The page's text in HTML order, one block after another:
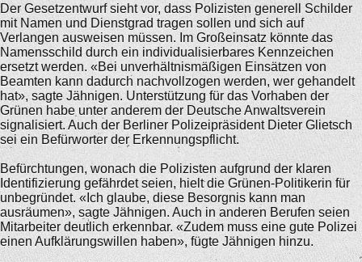
Der Gesetzentwurf sieht vor, dass Polizisten generell Schilder
mit Namen und Dienstgrad tragen sollen und sich auf
Verlangen ausweisen müssen. Im Großeinsatz könnte das
Namensschild durch ein individualisierbares Kennzeichen
ersetzt werden. «Bei unverhältnismäßigen Einsätzen von
Beamten kann dadurch nachvollzogen werden, wer gehandelt
hat», sagte Jähnigen. Unterstützung für das Vorhaben der
Grünen habe unter anderem der Deutsche Anwaltsverein
signalisiert. Auch der Berliner Polizeipräsident Dieter Glietsch
sei ein Befürworter der Erkennungspflicht.
Befürchtungen, wonach die Polizisten aufgrund der klaren
Identifizierung gefährdet seien, hielt die Grünen-Politikerin für
unbegründet. «Ich glaube, diese Besorgnis kann man
ausräumen», sagte Jähnigen. Auch in anderen Berufen seien
Mitarbeiter deutlich erkennbar. «Zudem muss eine gute Polizei
einen Aufklärungswillen haben», fügte Jähnigen hinzu.